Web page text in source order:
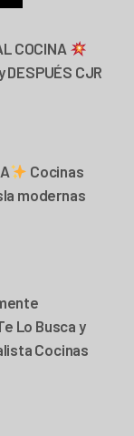
COCINA
DESPUÉS CJR
Cocinas
modernas
Lo Busca y
Cocinas